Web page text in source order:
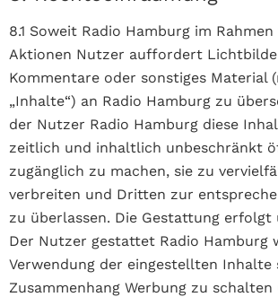
8.1 Soweit Radio Hamburg im
Aktionen Nutzer auffordert
Kommentare oder sonstiges Material
„Inhalte“) an Radio Hamburg zu
der Nutzer Radio Hamburg diese
zeitlich und inhaltlich unbeschränkt
zugänglich zu machen, sie zu
verbreiten und Dritten zur
zu überlassen. Die Gestattung
Der Nutzer gestattet Radio Hamburg
Verwendung der eingestellten Inhalte
Zusammenhang Werbung zu